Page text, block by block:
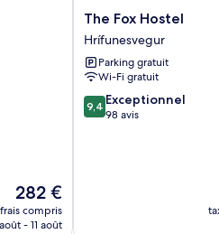
Le
nouveau
prix
282 €
compris
- 11 août
The
Fox
Hostel
Hrífunesvegur
The Fox Hostel
Hrífunesvegur
Parking gratuit
Wi-Fi gratuit
9.4
sur
9,4 Exceptionnel
98 avis